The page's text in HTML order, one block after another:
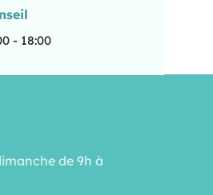
- 18:00
de 9h à